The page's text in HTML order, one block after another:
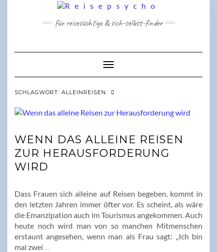
für reisesüchtige & sich-selbst-finder
Toggle Navigation
SCHLAGWORT: ALLEINREISEN
WENN DAS ALLEINE REISEN
ZUR HERAUSFORDERUNG
WIRD
Dass Frauen sich alleine auf Reisen begeben, kommt in
den letzten Jahren immer öfter vor. Es scheint, als wäre
die Emanzipation auch im Tourismus angekommen. Auch
heute noch wird man von so manchen Mitmenschen
erstaunt angesehen, wenn man als Frau sagt: „Ich bin
mal zwei